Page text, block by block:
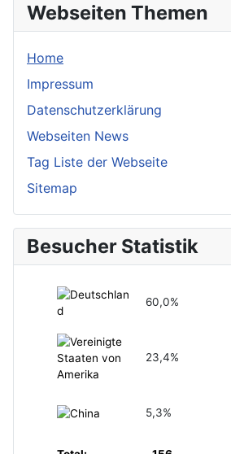
Webseiten Themen
Home
Impressum
Datenschutzerklärung
Webseiten News
Tag Liste der Webseite
Sitemap
Besucher Statistik
60,0%
23,4%
5,3%